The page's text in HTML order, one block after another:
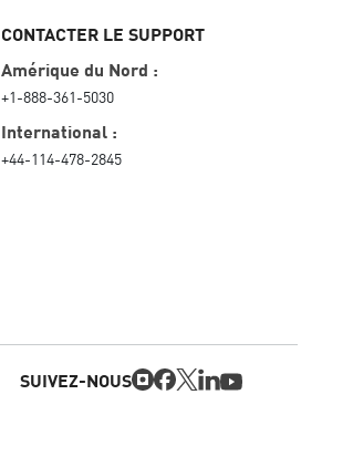
CONTACTER LE SUPPORT
Amérique du Nord :
+1-888-361-5030
International :
+44-114-478-2845
SUIVEZ-NOUS